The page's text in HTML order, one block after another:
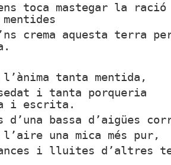
toca mastegar la ració
crema aquesta terra
l’ànima tanta mentida,
i tanta porqueria
i escrita.
d’una bassa d’aigües
l’aire una mica més pur,
i lluites d’altres